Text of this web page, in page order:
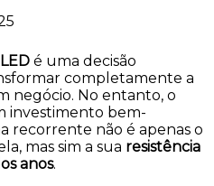
é uma decisão
completamente a
negócio. No entanto, o
investimento bem-
recorrente não é apenas o
mas sim a sua resistência
anos.